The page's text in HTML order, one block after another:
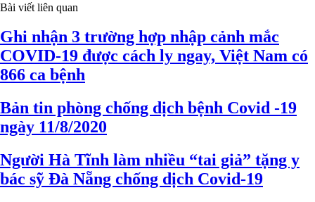
Bài viết liên quan
Ghi nhận 3 trường hợp nhập cảnh mắc
COVID-19 được cách ly ngay, Việt Nam có
866 ca bệnh
Bản tin phòng chống dịch bệnh Covid -19
ngày 11/8/2020
Người Hà Tĩnh làm nhiều “tai giả” tặng y
bác sỹ Đà Nẵng chống dịch Covid-19